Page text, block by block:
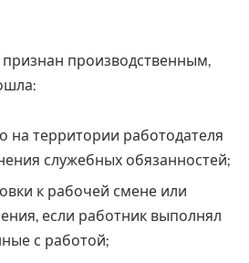
производственным,
на территории работодателя
служебных обязанностей;
к рабочей смене или
если работник выполнял
с работой;